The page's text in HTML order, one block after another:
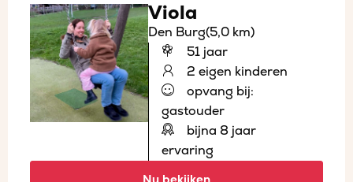
Viola
Den Burg(5,0 km)
51 jaar
2 eigen kinderen
opvang bij:
gastouder
bijna 8 jaar
ervaring